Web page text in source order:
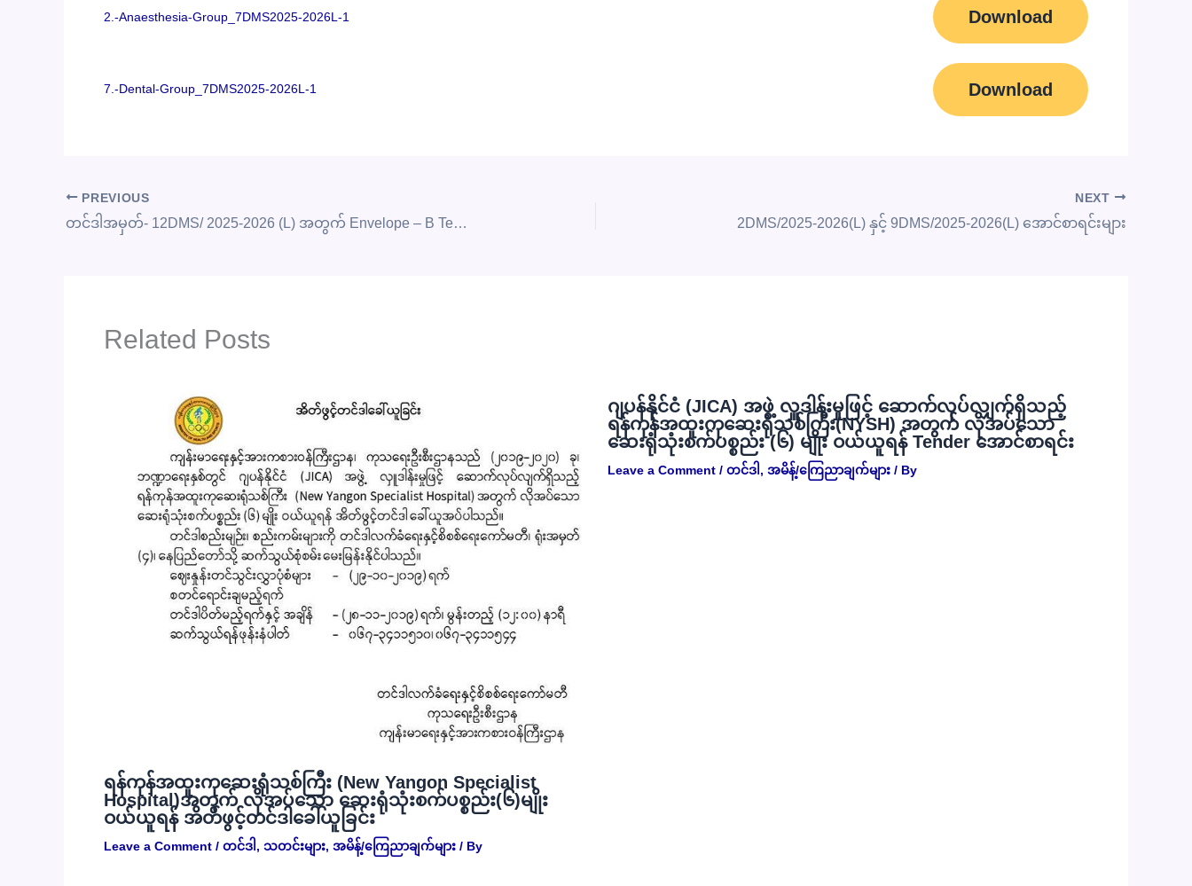
2.-Anaesthesia-Group_7DMS2025-2026L-1 Download
7.-Dental-Group_7DMS2025-2026L-1 Download
PREVIOUS
တင်ဒါအမှတ်- 12DMS/ 2025-2026 (L) အတွက် Envelope – B Technical Specification ဖွင့်ဖောက်စိစစ်ခြင်းနှင့် Envelope – A (ဈေးနှုန်း) စာအိတ် ဖွင့်ဖောက်စိစစ်ခြင်း အစည်းအဝေးပွဲ ဖိတ်ကြားခြင်း
NEXT
2DMS/2025-2026(L) နှင့် 9DMS/2025-2026(L) အောင်စာရင်းများ
Related Posts
ရန်ကုန်အထူးကုဆေးရုံသစ်ကြီး (New Yangon Specialist
Hospital)အတွက် လိုအပ်သော ဆေးရုံသုံးစက်ပစ္စည်း(၆)မျိုး
ဝယ်ယူရန် အိတ်ဖွင့်တင်ဒါခေါ်ယူခြင်း
Leave a Comment / တင်ဒါ , သတင်းများ, အမိန့်/ကြေညာချက်များ / By
ဂျပန်နိုင်ငံ (JICA) အဖွဲ့ လှူဒါန်းမှုဖြင့် ဆောက်လုပ်လျှက်ရှိသည့်
ရန်ကုန်အထူးကုဆေးရုံသစ်ကြီး(NYSH) အတွက် လိုအပ်သော
ဆေးရုံသုံးစက်ပစ္စည်း (၆) မျိုး ဝယ်ယူရန် Tender အောင်စာရင်း
Leave a Comment / တင်ဒါ , အမိန့်/ကြေညာချက်များ/ By